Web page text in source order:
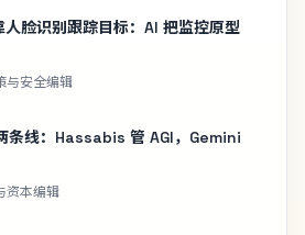
脸识别跟踪目标：AI 把监控原型
与安全编辑
条线：Hassabis 管 AGI，Gemini
资本编辑